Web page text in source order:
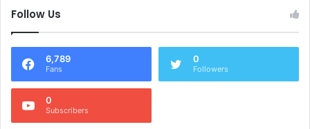
Follow Us
6,789
Fans
0
Followers
0
Subscribers